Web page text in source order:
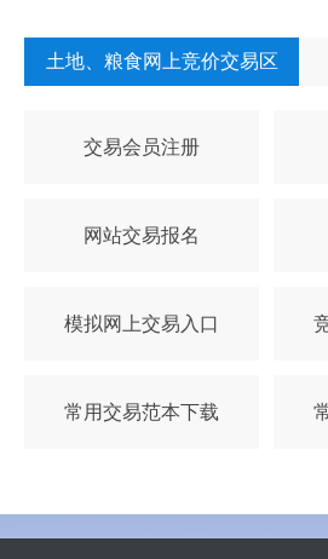
土地、粮食网上竞价交易区
交易会员注册
网站交易报名
模拟网上交易入口
常用交易范本下载